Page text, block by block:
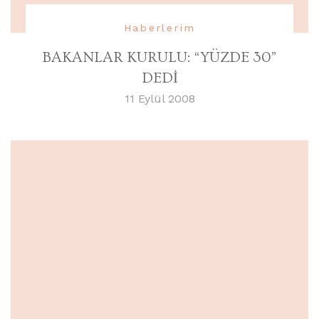
Haberlerim
BAKANLAR KURULU: “YÜZDE 30”
DEDİ
11 Eylül 2008